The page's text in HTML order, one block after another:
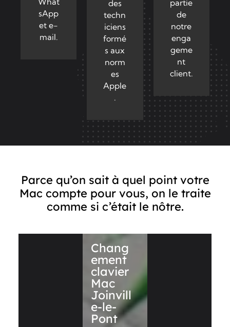
sApp
et e-
mail.
des
techn
iciens
formé
s aux
norm
es
Apple
.
partie
de
notre
enga
geme
nt
client.
Parce qu’on sait à quel point votre
Mac compte pour vous, on le traite
comme si c’était le nôtre.
Chang
ement
clavier
Mac
Joinvill
e-le-
Pont